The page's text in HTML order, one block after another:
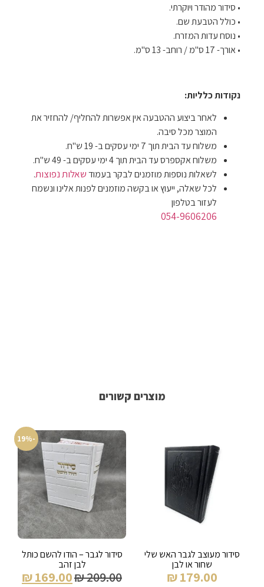
• סידור מהודר ויוקרתי.
• כולל הטבעת שם.
• נוסח עדות המזרח.
• אורך- 17 ס"מ / רוחב- 13 ס"מ.
נקודות כלליות:
לאחר ביצוע ההטבעה אין אפשרות להחליף/ להחזיר את
המוצר מכל סיבה.
משלוח עד הבית תוך 7 ימי עסקים ב- 19 ש"ח.
משלוח אקספרס עד הבית תוך 4 ימי עסקים ב- 49 ש"ח.
לשאלות נוספות מוזמנים לבקר בעמודשאלות נפוצות.
לכל שאלה, ייעוץ או בקשה מוזמנים לפנות אלינו ונשמח
לעזור בטלפון
054-9606206
מוצרים קשורים
סידור מעוצב לגבר האש שלי
שחור או לבן
₪179.00
-19%
סידור לגבר – הודו להשם כותל
לבן זהב
₪209.00
₪169.00